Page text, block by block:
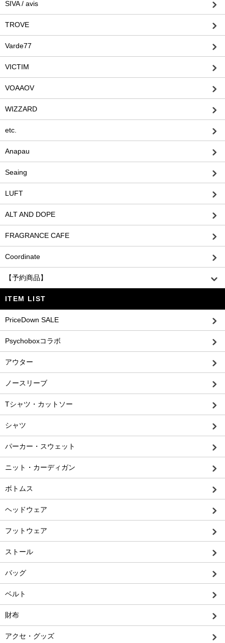
SIVA / avis
TROVE
Varde77
VICTIM
VOAAOV
WIZZARD
etc.
Anapau
Seaing
LUFT
ALT AND DOPE
FRAGRANCE CAFE
Coordinate
【予約商品】
ITEM LIST
PriceDown SALE
Psychoboxコラボ
アウター
ノースリーブ
Tシャツ・カットソー
シャツ
パーカー・スウェット
ニット・カーディガン
ボトムス
ヘッドウェア
フットウェア
ストール
バッグ
ベルト
財布
アクセ・グッズ